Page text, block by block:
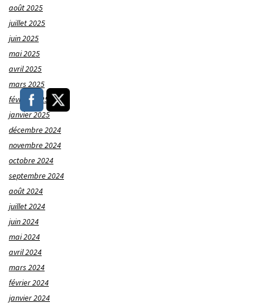
août 2025
juillet 2025
juin 2025
mai 2025
avril 2025
mars 2025
février 2025
janvier 2025
décembre 2024
novembre 2024
octobre 2024
septembre 2024
août 2024
juillet 2024
juin 2024
mai 2024
avril 2024
mars 2024
février 2024
janvier 2024